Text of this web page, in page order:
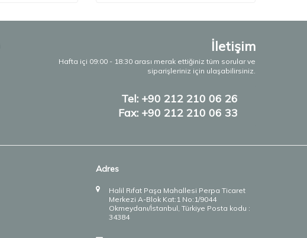
İletişim
Hafta içi 09:00 - 18:30 arası merak ettiğiniz tüm sorular ve
siparişleriniz için ulaşabilirsiniz.
Tel: +90 212 210 06 26
Fax: +90 212 210 06 33
Adres
Halil Rıfat Paşa Mahallesi Perpa Ticaret
Merkezi A-Blok Kat:1 No:1/9044
Okmeydanı/İstanbul, Türkiye Posta kodu :
34384